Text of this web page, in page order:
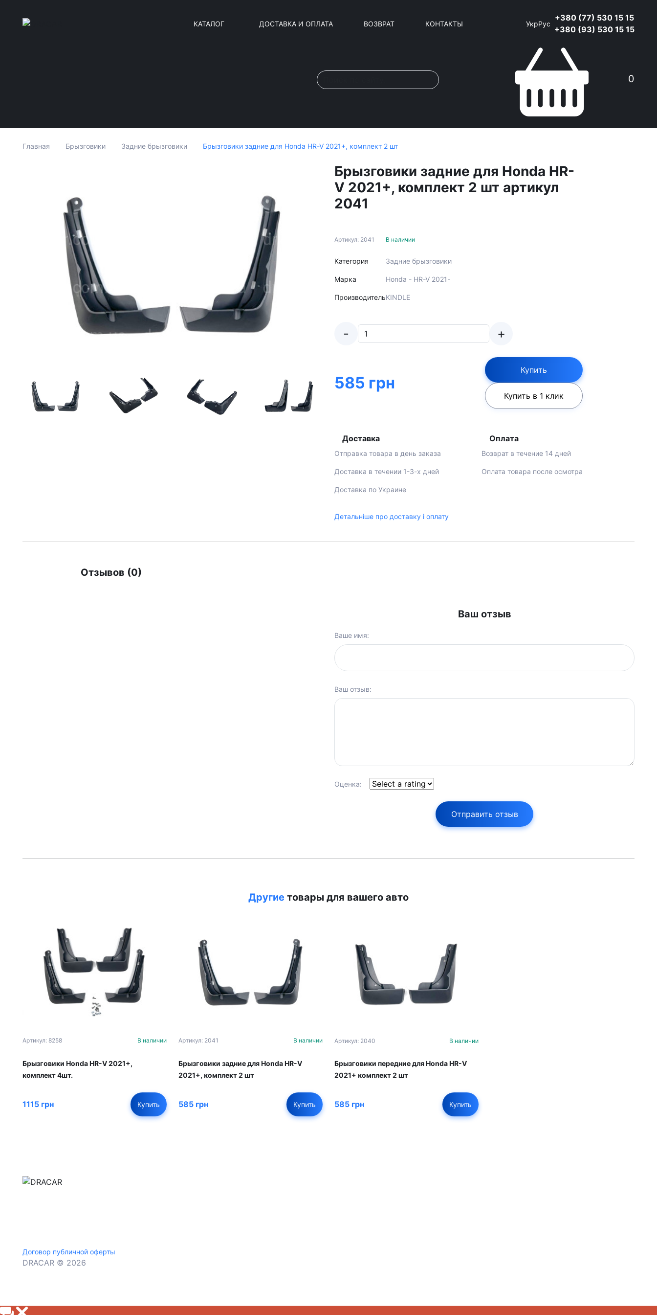
КАТАЛОГ ДОСТАВКА И ОПЛАТА ВОЗВРАТ КОНТАКТЫ УкрРус
+380 (77) 530 15 15
+380 (93) 530 15 15
0
Главная Брызговики Задние брызговики Брызговики задние для Honda HR-V 2021+, комплект 2 шт
Брызговики задние для Honda HR-
V 2021+, комплект 2 шт артикул
2041
Артикул: 2041
Категория
Марка
Производитель
В наличии
Задние брызговики
Honda - HR-V 2021-
KINDLE
- +
585 грн
Купить
Купить в 1 клик
Доставка
Отправка товара в день заказа
Доставка в течении 1-3-х дней
Доставка по Украине
Оплата
Возврат в течение 14 дней
Оплата товара после осмотра
Детальніше про доставку і оплату
Отзывов (0)
Ваш отзыв
Ваше имя:
Ваш отзыв:
Оценка:
Отправить отзыв
Другие товары для вашего авто
Артикул: 8258 В наличии
Брызговики Honda HR-V 2021+,
комплект 4шт.
1115 грн Купить
Артикул: 2041 В наличии
Брызговики задние для Honda HR-V
2021+, комплект 2 шт
585 грн Купить
Артикул: 2040 В наличии
Брызговики передние для Honda HR-V
2021+ комплект 2 шт
585 грн Купить
Договор публичной оферты
DRACAR © 2026